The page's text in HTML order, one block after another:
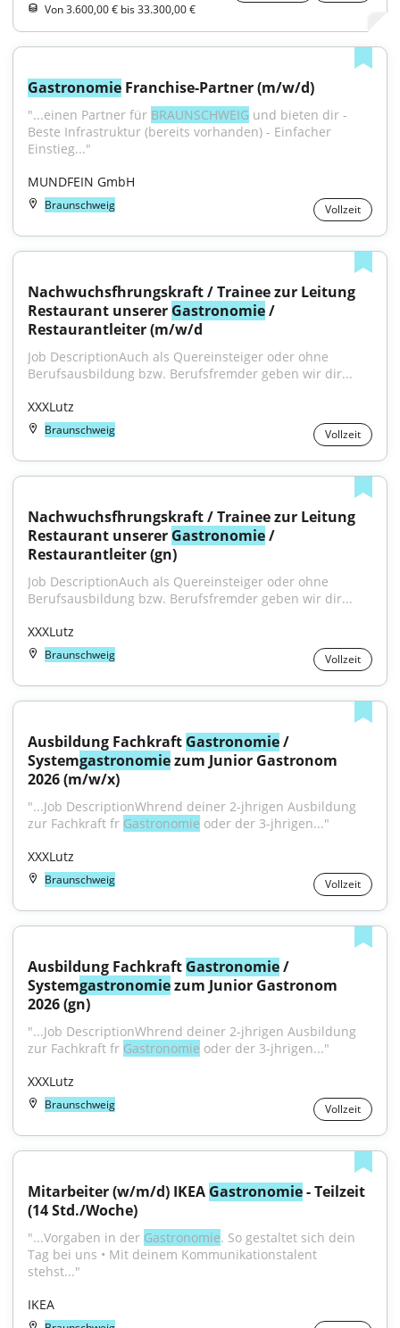
Von 3.600,00 € bis 33.300,00 €
Gastronomie Franchise-Partner (m/w/d)
"...einen Partner für BRAUNSCHWEIG und bieten dir -
Beste Infrastruktur (bereits vorhanden) - Einfacher
Einstieg..."
MUNDFEIN GmbH
Braunschweig Vollzeit
Nachwuchsfhrungskraft / Trainee zur Leitung
Restaurant unserer Gastronomie /
Restaurantleiter (m/w/d
Job DescriptionAuch als Quereinsteiger oder ohne
Berufsausbildung bzw. Berufsfremder geben wir dir...
XXXLutz
Braunschweig Vollzeit
Nachwuchsfhrungskraft / Trainee zur Leitung
Restaurant unserer Gastronomie /
Restaurantleiter (gn)
Job DescriptionAuch als Quereinsteiger oder ohne
Berufsausbildung bzw. Berufsfremder geben wir dir...
XXXLutz
Braunschweig Vollzeit
Ausbildung Fachkraft Gastronomie /
Systemgastronomie zum Junior Gastronom
2026 (m/w/x)
"...Job DescriptionWhrend deiner 2-jhrigen Ausbildung
zur Fachkraft fr Gastronomie oder der 3-jhrigen..."
XXXLutz
Braunschweig Vollzeit
Ausbildung Fachkraft Gastronomie /
Systemgastronomie zum Junior Gastronom
2026 (gn)
"...Job DescriptionWhrend deiner 2-jhrigen Ausbildung
zur Fachkraft fr Gastronomie oder der 3-jhrigen..."
XXXLutz
Braunschweig Vollzeit
Mitarbeiter (w/m/d) IKEA Gastronomie - Teilzeit
(14 Std./Woche)
"...Vorgaben in der Gastronomie. So gestaltet sich dein
Tag bei uns • Mit deinem Kommunikationstalent
stehst..."
IKEA